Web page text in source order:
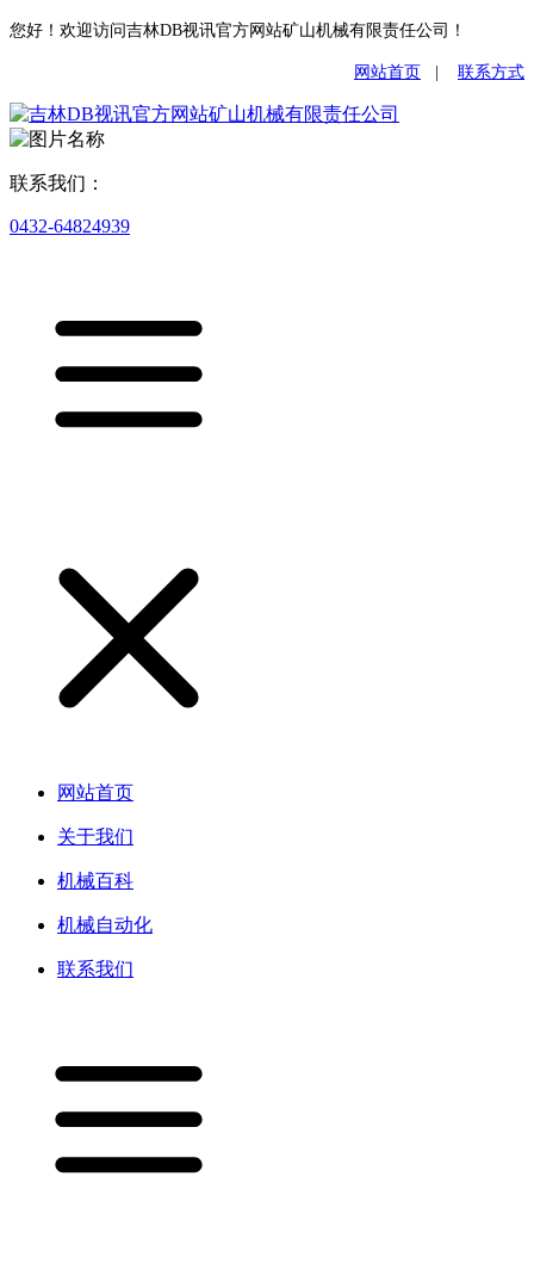
您好！欢迎访问吉林DB视讯官方网站矿山机械有限责任公司！
网站首页 联系方式
联系我们：
0432-64824939
网站首页
关于我们
机械百科
机械自动化
联系我们